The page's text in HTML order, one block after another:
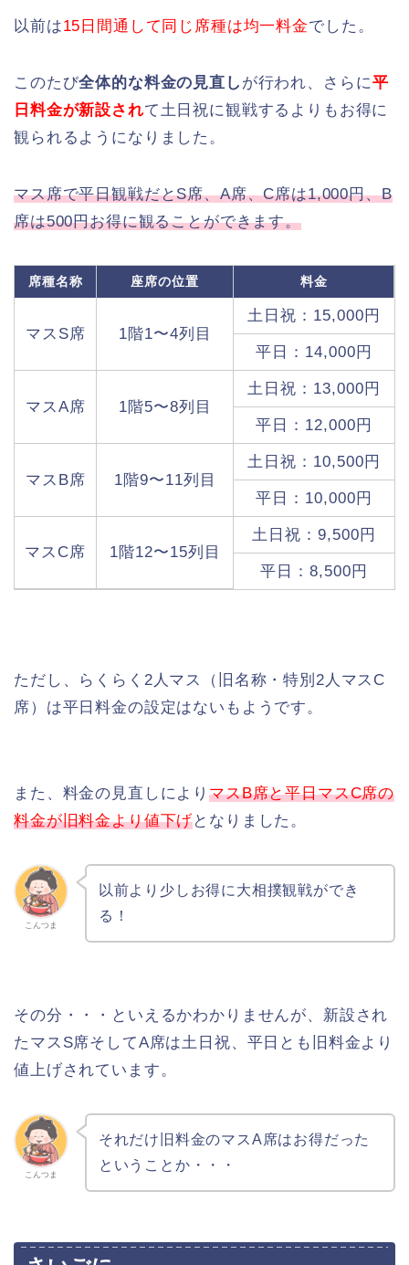
以前は15日間通して同じ席種は均一料金でした。
このたび全体的な料金の見直し が行われ、さらに平
日料金が新設されて土日祝に観戦するよりもお得に
観られるようになりました。
マス席で平日観戦だとS席、A席、C席は1,000円、B
席は500円お得に観ることができます。
席種名称 座席の位置 料金
マスS席 1階1〜4列目
土日祝：15,000円
平日：14,000円
マスA席 1階5〜8列目
土日祝：13,000円
平日：12,000円
マスB席 1階9〜11列目
土日祝：10,500円
平日：10,000円
マスC席 1階12〜15列目
土日祝：9,500円
平日：8,500円
ただし、らくらく2人マス（旧名称・特別2人マスC
席）は平日料金の設定はないもようです。
また、料金の見直しによりマスB席と平日マスC席の
料金が旧料金より値下げとなりました。
こんつま
以前より少しお得に大相撲観戦ができ
る！
その分・・・といえるかわかりませんが、新設され
たマスS席そしてA席は土日祝、平日とも旧料金より
値上げされています。
こんつま
それだけ旧料金のマスA席はお得だった
ということか・・・